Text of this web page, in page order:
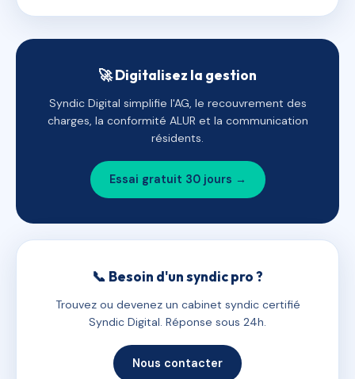
🚀 Digitalisez la gestion
Syndic Digital simplifie l'AG, le recouvrement des
charges, la conformité ALUR et la communication
résidents.
Essai gratuit 30 jours →
📞 Besoin d'un syndic pro ?
Trouvez ou devenez un cabinet syndic certifié
Syndic Digital. Réponse sous 24h.
Nous contacter